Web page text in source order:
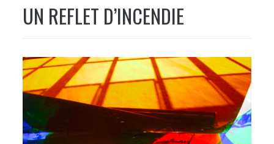
UN REFLET D’INCENDIE